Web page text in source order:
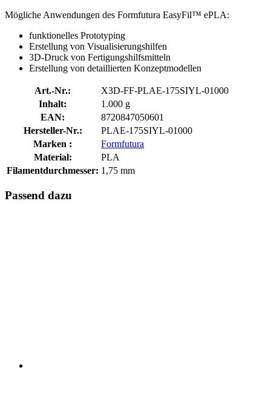
Mögliche Anwendungen des Formfutura EasyFil™ ePLA:
funktionelles Prototyping
Erstellung von Visualisierungshilfen
3D-Druck von Fertigungshilfsmitteln
Erstellung von detaillierten Konzeptmodellen
Art.-Nr.:
X3D-FF-PLAE-175SIYL-01000
Inhalt:
1.000 g
EAN:
8720847050601
Hersteller-Nr.:
PLAE-175SIYL-01000
Marken :
Formfutura
Material:
PLA
Filamentdurchmesser: 1,75 mm
Passend dazu